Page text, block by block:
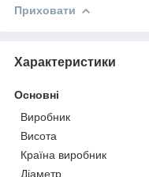
Приховати
Характеристики
Основні
Виробник
Висота
Країна виробник
Діаметр